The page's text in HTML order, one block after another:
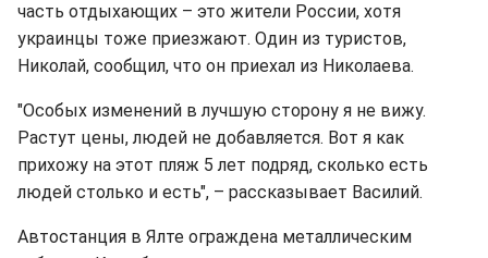
часть отдыхающих – это жители России, хотя
украинцы тоже приезжают. Один из туристов,
Николай, сообщил, что он приехал из Николаева.
"Особых изменений в лучшую сторону я не вижу.
Растут цены, людей не добавляется. Вот я как
прихожу на этот пляж 5 лет подряд, сколько есть
людей столько и есть", – рассказывает Василий.
Автостанция в Ялте ограждена металлическим